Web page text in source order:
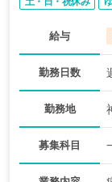
給与
勤務日数
勤務地
募集科目